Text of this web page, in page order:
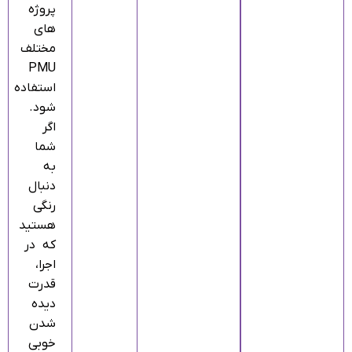
پروژه‌
های
مختلف
PMU
استفاده
شود.
اگر
شما
به‌
دنبال
رنگی
هستید
که در
اجرا،
قدرت
دیده
شدن
خوبی